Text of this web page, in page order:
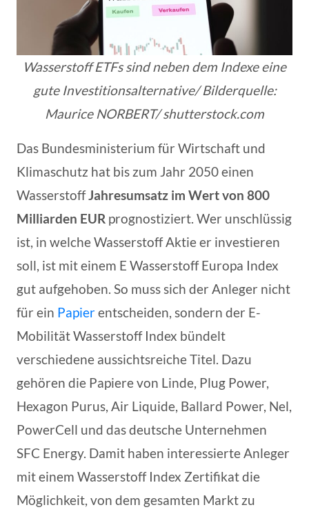
Wasserstoff ETFs sind neben dem Indexe eine
gute Investitionsalternative/ Bilderquelle:
Maurice NORBERT/ shutterstock.com
Das Bundesministerium für Wirtschaft und
Klimaschutz hat bis zum Jahr 2050 einen
WasserstoffJahresumsatz im Wert von 800
Milliarden EUR prognostiziert. Wer unschlüssig
ist, in welche Wasserstoff Aktie er investieren
soll, ist mit einem E Wasserstoff Europa Index
gut aufgehoben. So muss sich der Anleger nicht
für ein Papierentscheiden, sondern der E-
Mobilität Wasserstoff Index bündelt
verschiedene aussichtsreiche Titel. Dazu
gehören die Papiere von Linde, Plug Power,
Hexagon Purus, Air Liquide, Ballard Power, Nel,
PowerCell und das deutsche Unternehmen
SFC Energy. Damit haben interessierte Anleger
mit einem Wasserstoff Index Zertifikat die
Möglichkeit, von dem gesamten Markt zu